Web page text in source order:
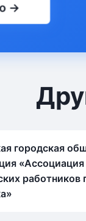
→
городская
«Ассоциация
работников